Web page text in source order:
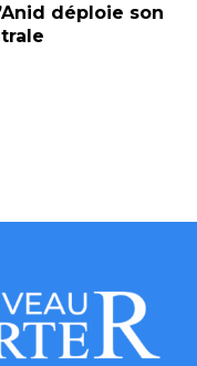
déploie son